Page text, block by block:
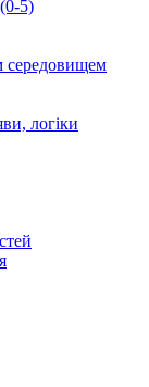
5)
середовищем
логіки